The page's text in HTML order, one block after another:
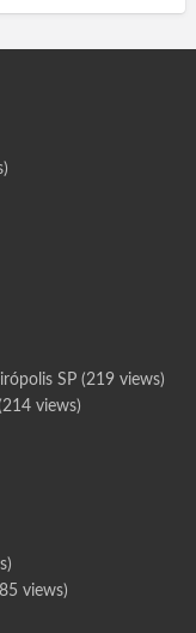
SP(219 views)
views)
views)